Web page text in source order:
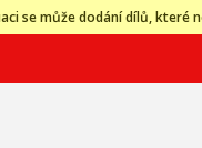
se může dodání dílů, které